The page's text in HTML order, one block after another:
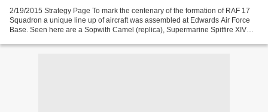
2/19/2015 Strategy Page To mark the centenary of the formation of RAF 17
Squadron a unique line up of aircraft was assembled at Edwards Air Force
Base. Seen here are a Sopwith Camel (replica), Supermarine Spitfire XIV